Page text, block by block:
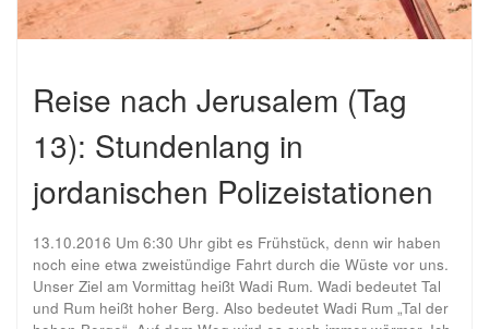
Reise nach Jerusalem (Tag
13): Stundenlang in
jordanischen Polizeistationen
13.10.2016 Um 6:30 Uhr gibt es Frühstück, denn wir haben
noch eine etwa zweistündige Fahrt durch die Wüste vor uns.
Unser Ziel am Vormittag heißt Wadi Rum. Wadi bedeutet Tal
und Rum heißt hoher Berg. Also bedeutet Wadi Rum „Tal der